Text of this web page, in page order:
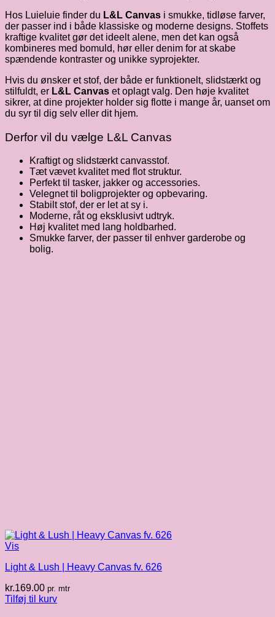
Hos Luieluie finder du L&L Canvas i smukke, tidløse farver,
der passer ind i både klassiske og moderne designs. Stoffets
kraftige kvalitet gør det ideelt alene, men det kan også
kombineres med bomuld, hør eller denim for at skabe
spændende kontraster og unikke syprojekter.
Hvis du ønsker et stof, der både er funktionelt, slidstærkt og
stilfuldt, er L&L Canvas et oplagt valg. Den høje kvalitet
sikrer, at dine projekter holder sig flotte i mange år, uanset om
du syr til dig selv eller dit hjem.
Derfor vil du vælge L&L Canvas
Kraftigt og slidstærkt canvasstof.
Tæt vævet kvalitet med flot struktur.
Perfekt til tasker, jakker og accessories.
Velegnet til boligprojekter og opbevaring.
Stabilt stof, der er let at sy i.
Moderne, råt og eksklusivt udtryk.
Høj kvalitet med lang holdbarhed.
Smukke farver, der passer til enhver garderobe og
bolig.
Vis
Light & Lush | Heavy Canvas fv. 626
kr.169.00 pr. mtr
Tilføj til kurv